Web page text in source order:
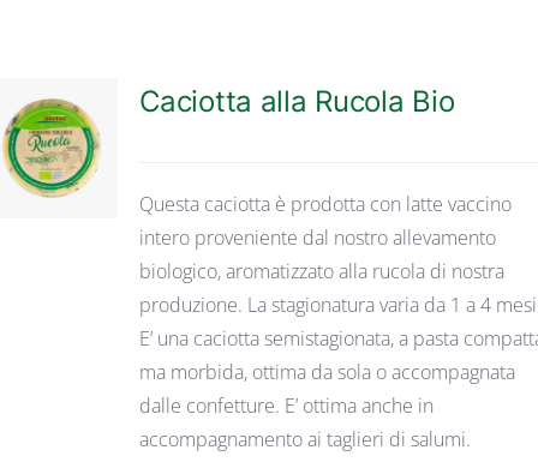
DETTAGLI
Caciotta alla Rucola Bio
Questa caciotta è prodotta con latte vaccino
intero proveniente dal nostro allevamento
biologico, aromatizzato alla rucola di nostra
produzione. La stagionatura varia da 1 a 4
E’ una caciotta semistagionata, a pasta
ma morbida, ottima da sola o accompagnata
dalle confetture. E’ ottima anche in
accompagnamento ai taglieri di salumi.